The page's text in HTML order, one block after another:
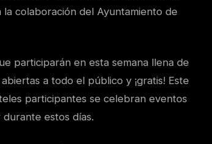
la colaboración del Ayuntamiento de
participarán en esta semana llena de
a todo el público y ¡gratis! Este
participantes se celebran eventos
estos días.